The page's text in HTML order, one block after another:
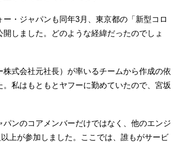
・ジャパンも同年3月、東京都の「新型コロ
しました。どのような経緯だったのでしょ
株式会社元社長）が率いるチームから作成の依
私はもともとヤフーに勤めていたので、宮坂
ンのコアメンバーだけではなく、他のエンジ
上が参加しました。ここでは、誰もがサービ